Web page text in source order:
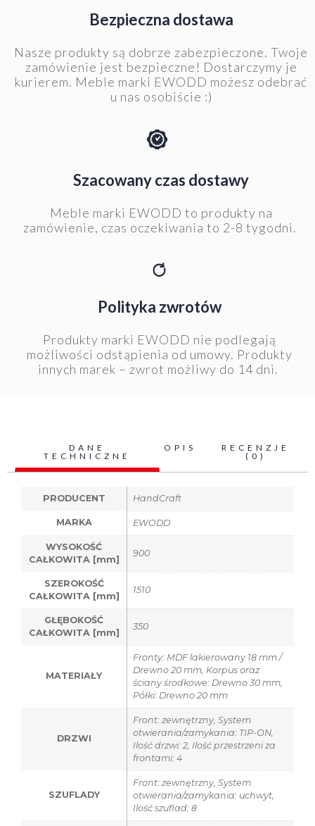
Bezpieczna dostawa
Nasze produkty są dobrze zabezpieczone. Twoje
zamówienie jest bezpieczne! Dostarczymy je
kurierem. Meble marki EWODD możesz odebrać
u nas osobiście :)
Szacowany czas dostawy
Meble marki EWODD to produkty na
zamówienie, czas oczekiwania to 2-8 tygodni.
Polityka zwrotów
Produkty marki EWODD nie podlegają
możliwości odstąpienia od umowy. Produkty
innych marek – zwrot możliwy do 14 dni.
DANE
TECHNICZNE
OPIS
RECENZJE
(0)
PRODUCENT HandCraft
MARKA EWODD
WYSOKOŚĆ
CAŁKOWITA [mm]
900
SZEROKOŚĆ
CAŁKOWITA [mm]
1510
GŁĘBOKOŚĆ
CAŁKOWITA [mm]
350
MATERIAŁY
Fronty: MDF lakierowany 18 mm /
Drewno 20 mm, Korpus oraz
ściany środkowe: Drewno 30 mm,
Półki: Drewno 20 mm
DRZWI
Front: zewnętrzny, System
otwierania/zamykania: TIP-ON,
Ilość drzwi: 2, Ilość przestrzeni za
frontami: 4
SZUFLADY
Front: zewnętrzny, System
otwierania/zamykania: uchwyt,
Ilość szuflad: 8